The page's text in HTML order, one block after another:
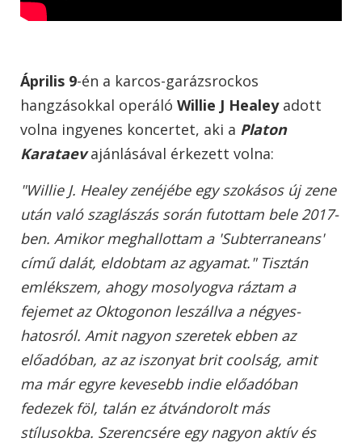
Április 9-én a karcos-garázsrockos
hangzásokkal operáló Willie J Healeyadott
volna ingyenes koncertet, aki a Platon
Karataevajánlásával érkezett volna:
"Willie J. Healey zenéjébe egy szokásos új zene
után való szaglászás során futottam bele 2017-
ben. Amikor meghallottam a 'Subterraneans'
című dalát, eldobtam az agyamat." Tisztán
emlékszem, ahogy mosolyogva ráztam a
fejemet az Oktogonon leszállva a négyes-
hatosról. Amit nagyon szeretek ebben az
előadóban, az az iszonyat brit coolság, amit
ma már egyre kevesebb indie előadóban
fedezek föl, talán ez átvándorolt más
stílusokba. Szerencsére egy nagyon aktív és